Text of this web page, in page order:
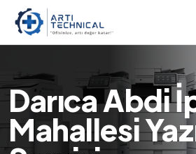
Darıca Abdi
Mahallesi